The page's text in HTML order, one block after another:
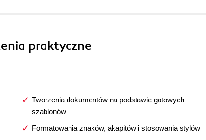
praktyczne
Tworzenia dokumentów na podstawie gotowych
szablonów
Formatowania znaków, akapitów i stosowania stylów